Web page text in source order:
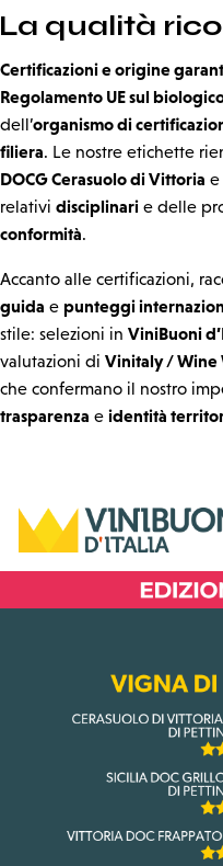
La qualità
Certificazioni e origine
Regolamento UE sul
dell’organismo di
filiera. Le nostre etichette
DOCG Cerasuolo di Vittoria e
relativi disciplinari e delle
conformità.
Accanto alle certificazioni,
guida e punteggi
stile: selezioni in ViniBuoni
valutazioni di Vinitaly / Wine
che confermano il nostro
trasparenza e identità